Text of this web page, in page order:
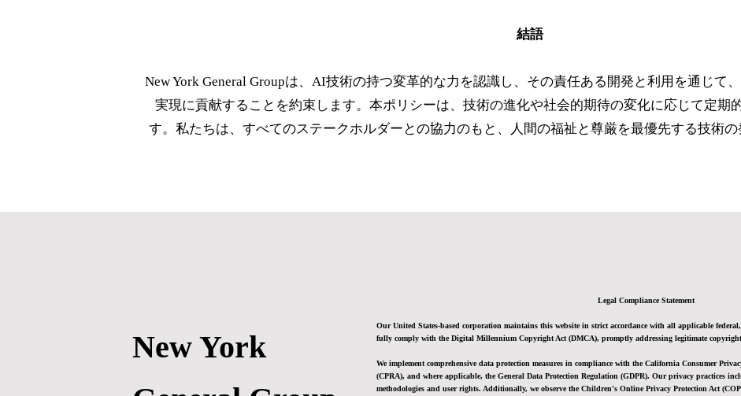
結語
New York General Groupは、AI技術の持つ変革的な力を認識し、その責任ある開発と利用を通じて
実現に貢献することを約束します。本ポリシーは、技術の進化や社会的期待の変化に応じて定期
す。私たちは、すべてのステークホルダーとの協力のもと、人間の福祉と尊厳を最優先する技術の
New York
Legal Compliance Statement
Our United States-based corporation maintains this website in strict accordance with all applicable
fully comply with the Digital Millennium Copyright Act (DMCA), promptly addressing legitimate
We implement comprehensive data protection measures in compliance with the California Consumer
(CPRA), and where applicable, the General Data Protection Regulation (GDPR). Our privacy practices
methodologies and user rights. Additionally, we observe the Children's Online Privacy Protection Act